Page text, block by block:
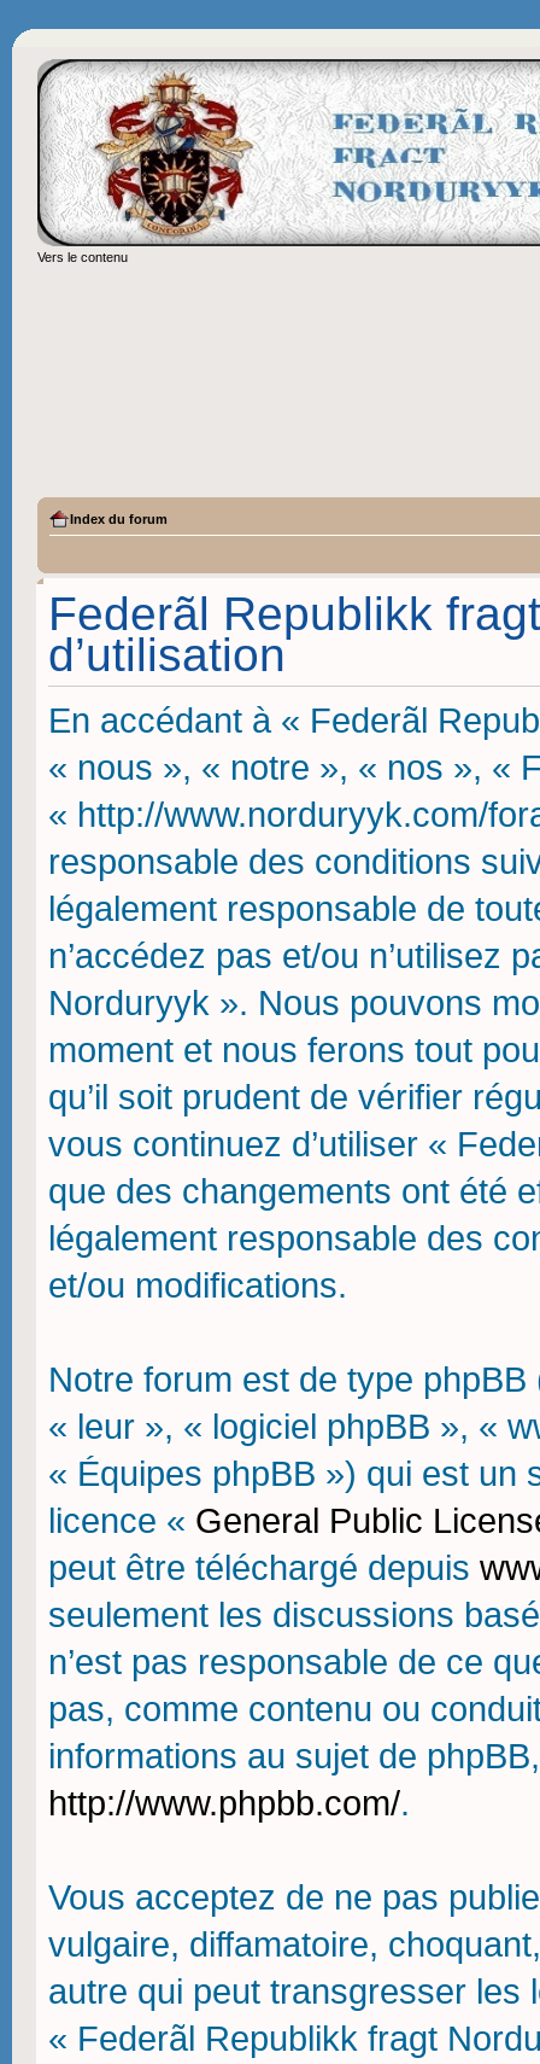
Vers le contenu
Index du forum
Federãl Republikk
d’utilisation
En accédant à « Federãl
« nous », « notre », « nos », «
« http://www.norduryyk.com/
responsable des conditions
légalement responsable de
n’accédez pas et/ou n’utilisez
Norduryyk ». Nous pouvons
moment et nous ferons tout
qu’il soit prudent de vérifier
vous continuez d’utiliser «
que des changements ont été
légalement responsable des
et/ou modifications.
Notre forum est de type
« leur », « logiciel phpBB », «
« Équipes phpBB ») qui est un
licence « General Public
peut être téléchargé depuis
seulement les discussions
n’est pas responsable de ce
pas, comme contenu ou
informations au sujet de
http://www.phpbb.com/.
Vous acceptez de ne pas
vulgaire, diffamatoire,
autre qui peut transgresser les
« Federãl Republikk fragt